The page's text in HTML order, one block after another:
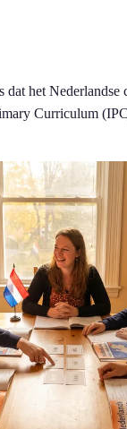
het Nederlandse
Curriculum